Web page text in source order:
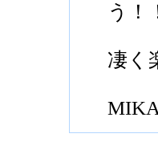
う！
凄く